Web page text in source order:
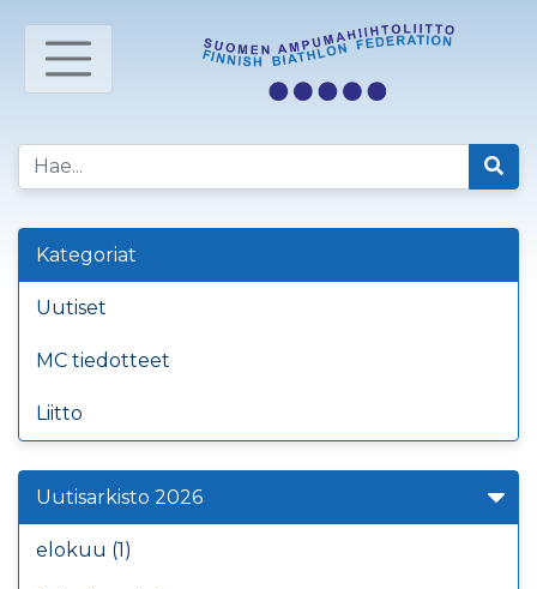
Kategoriat
Uutiset
MC tiedotteet
Liitto
Uutisarkisto 2026
elokuu (1)